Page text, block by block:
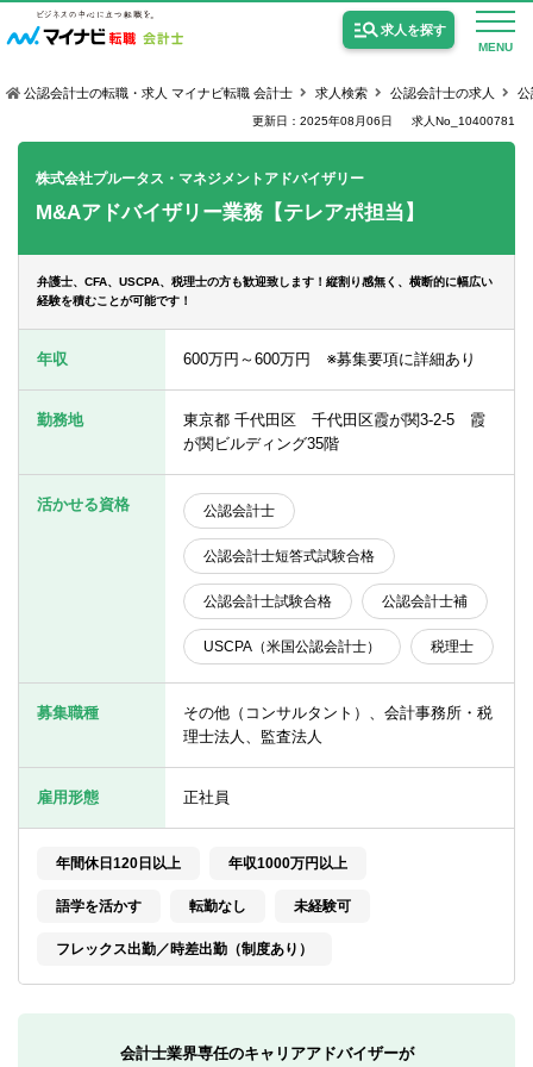
MENU
求人を探す
公認会計士の求人
監査法人の求人
USCPA（米国公認会計士）の求人
女性会計士の転職
個別転職相談会・セミナー
転職お役立ち情報
ご利用ガイド
非公開求人とは？
転職お役立ち情報
公認会計士の転職・求人 マイナビ転職 会計士 求人検索 公認会計士の求人 公
更新日：2025年08月06日 求人No_10400781
株式会社プルータス・マネジメントアドバイザリー
M&Aアドバイザリー業務【テレアポ担当】
弁護士、CFA、USCPA、税理士の方も歓迎致します！縦割り感無く、横断的に幅広い
経験を積むことが可能です！
年収 600万円～600万円 ※募集要項に詳細あり
勤務地
東京都 千代田区 千代田区霞が関3-2-5 霞
が関ビルディング35階
活かせる資格 公認会計士
公認会計士短答式試験合格
公認会計士試験合格 公認会計士補
USCPA（米国公認会計士） 税理士
募集職種
その他（コンサルタント）、会計事務所・税
理士法人、監査法人
雇用形態 正社員
年間休日120日以上 年収1000万円以上
語学を活かす 転勤なし 未経験可
フレックス出勤／時差出勤（制度あり）
会計士業界専任のキャリアアドバイザーが